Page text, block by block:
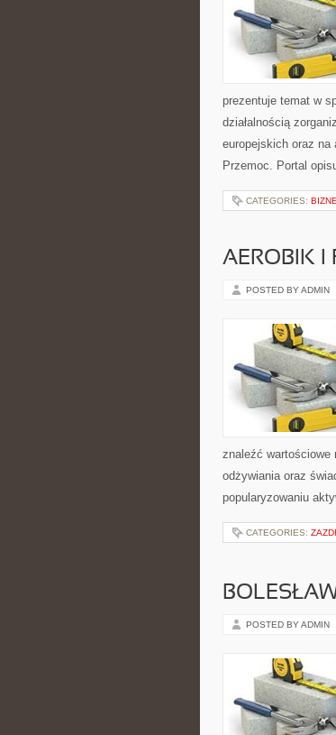
prezentuje temat w
działalnością
europejskich oraz na
Przemoc. Portal
CATEGORIES:
AEROBIK I
POSTED BY ADMIN
znaleźć wartościowe
odżywiania oraz
popularyzowaniu
CATEGORIES:
POSTED BY ADMIN